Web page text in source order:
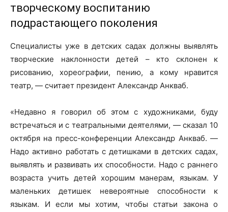
творческому воспитанию
подрастающего поколения
Специалисты уже в детских садах должны выявлять
творческие наклонности детей – кто склонен к
рисованию, хореографии, пению, а кому нравится
театр, — считает президент Александр Анкваб.
«Недавно я говорил об этом с художниками, буду
встречаться и с театральными деятелями, — сказал 10
октября на пресс-конференции Александр Анкваб. —
Надо активно работать с детишками в детских садах,
выявлять и развивать их способности. Надо с раннего
возраста учить детей хорошим манерам, языкам. У
маленьких детишек невероятные способности к
языкам. И если мы хотим, чтобы статьи закона о